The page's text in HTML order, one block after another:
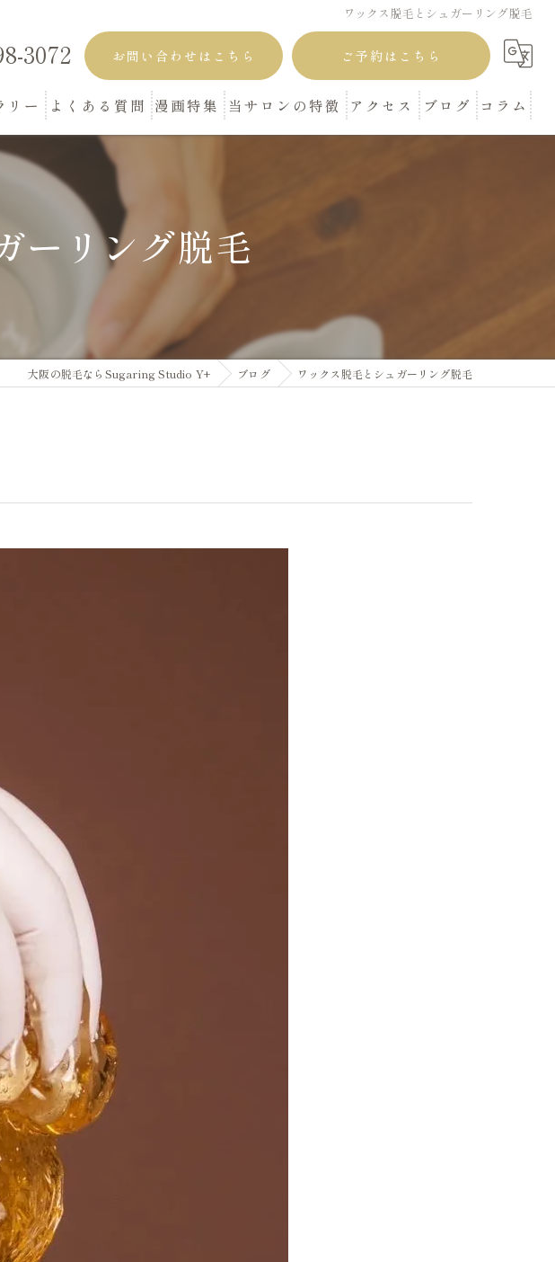
ワックス脱毛とシュガーリング脱毛
3072 お問い合わせはこちら ご予約はこちら
リー よくある質問 漫画特集 当サロンの特徴
シュガーリング
プライベートサロン
アクセス ブログ コラム
ーリング脱毛
大阪の脱毛ならSugaring Studio Y+ ブログ ワックス脱毛とシュガーリング脱毛